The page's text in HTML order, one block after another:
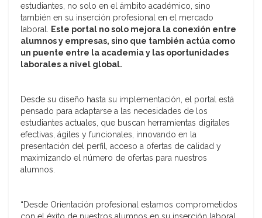
estudiantes, no solo en el ámbito académico, sino
también en su inserción profesional en el mercado
laboral. Este portal no solo mejora la conexión entre
alumnos y empresas, sino que también actúa como
un puente entre la academia y las oportunidades
laborales a nivel global.
Desde su diseño hasta su implementación, el portal está
pensado para adaptarse a las necesidades de los
estudiantes actuales, que buscan herramientas digitales
efectivas, ágiles y funcionales, innovando en la
presentación del perfil, acceso a ofertas de calidad y
maximizando el número de ofertas para nuestros
alumnos.
“Desde Orientación profesional estamos comprometidos